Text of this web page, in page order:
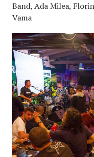
Band, Ada Milea,
Vama